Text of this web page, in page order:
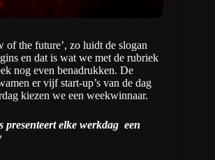
of the future’, zo luidt de slogan
en dat is wat we met de rubriek
nog even benadrukken. De
er vijf start-up’s van de dag
kiezen we een weekwinnaar.
elke werkdag een